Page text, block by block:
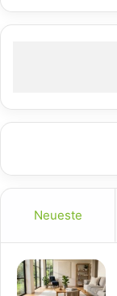
Neueste